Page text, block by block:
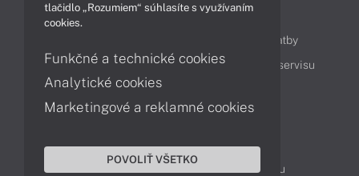
Obsah
Možnosti doručenia a platby
Podpora a servis
Servisné služby Cenník servisu
Kontakty
043 4224 771
Obchodné oddelenie
Reklamácia tovaru
tlačidlo „Rozumiem“ súhlasíte s využívaním
cookies.
Funkčné a technické cookies
Analytické cookies
Marketingové a reklamné cookies
POVOLIŤ VŠETKO